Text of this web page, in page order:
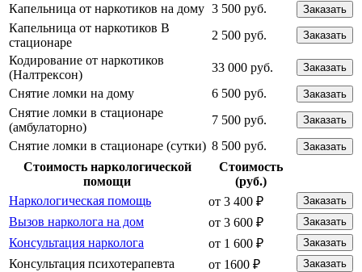
Капельница от наркотиков на дому 3 500 руб. Заказать
Капельница от наркотиков В
стационаре
2 500 руб. Заказать
Кодирование от наркотиков
(Налтрексон)
33 000 руб. Заказать
Снятие ломки на дому 6 500 руб. Заказать
Снятие ломки в стационаре
(амбулаторно)
7 500 руб. Заказать
Снятие ломки в стационаре (сутки) 8 500 руб. Заказать
Стоимость наркологической
помощи
Стоимость
(руб.)
Наркологическая помощь
от 3 400 ₽ Заказать
Вызов нарколога на дом от 3 600 ₽ Заказать
Консультация нарколога от 1 600 ₽ Заказать
Консультация психотерапевта от 1600 ₽ Заказать